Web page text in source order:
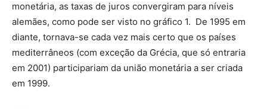
monetária, as taxas de juros convergiram para níveis
alemães, como pode ser visto no gráfico 1. De 1995 em
diante, tornava-se cada vez mais certo que os países
mediterrâneos (com exceção da Grécia, que só entraria
em 2001) participariam da união monetária a ser criada
em 1999.